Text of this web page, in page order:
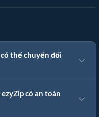
thể chuyển đổi
có an toàn